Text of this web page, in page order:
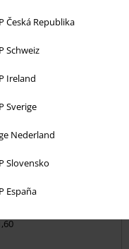
Česká Republika
Schweiz
Ireland
Sverige
Nederland
Slovensko
España
?